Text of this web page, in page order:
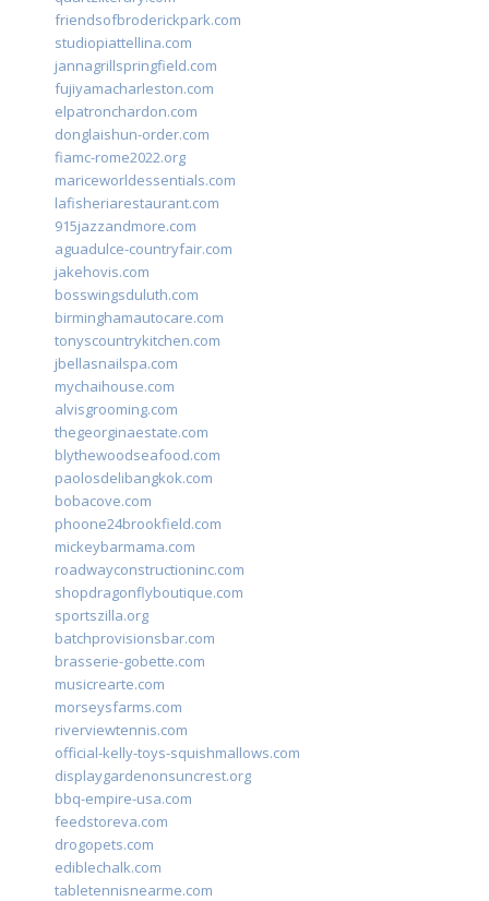
friendsofbroderickpark.com
studiopiattellina.com
jannagrillspringfield.com
fujiyamacharleston.com
elpatronchardon.com
donglaishun-order.com
fiamc-rome2022.org
mariceworldessentials.com
lafisheriarestaurant.com
915jazzandmore.com
aguadulce-countryfair.com
jakehovis.com
bosswingsduluth.com
birminghamautocare.com
tonyscountrykitchen.com
jbellasnailspa.com
mychaihouse.com
alvisgrooming.com
thegeorginaestate.com
blythewoodseafood.com
paolosdelibangkok.com
bobacove.com
phoone24brookfield.com
mickeybarmama.com
roadwayconstructioninc.com
shopdragonflyboutique.com
sportszilla.org
batchprovisionsbar.com
brasserie-gobette.com
musicrearte.com
morseysfarms.com
riverviewtennis.com
official-kelly-toys-squishmallows.com
displaygardenonsuncrest.org
bbq-empire-usa.com
feedstoreva.com
drogopets.com
ediblechalk.com
tabletennisnearme.com